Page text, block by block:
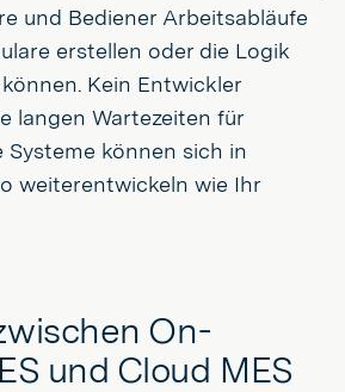
und Bediener Arbeitsabläufe
erstellen oder die Logik
Kein Entwickler
langen Wartezeiten für
Systeme können sich in
weiterentwickeln wie Ihr
On-
und Cloud MES